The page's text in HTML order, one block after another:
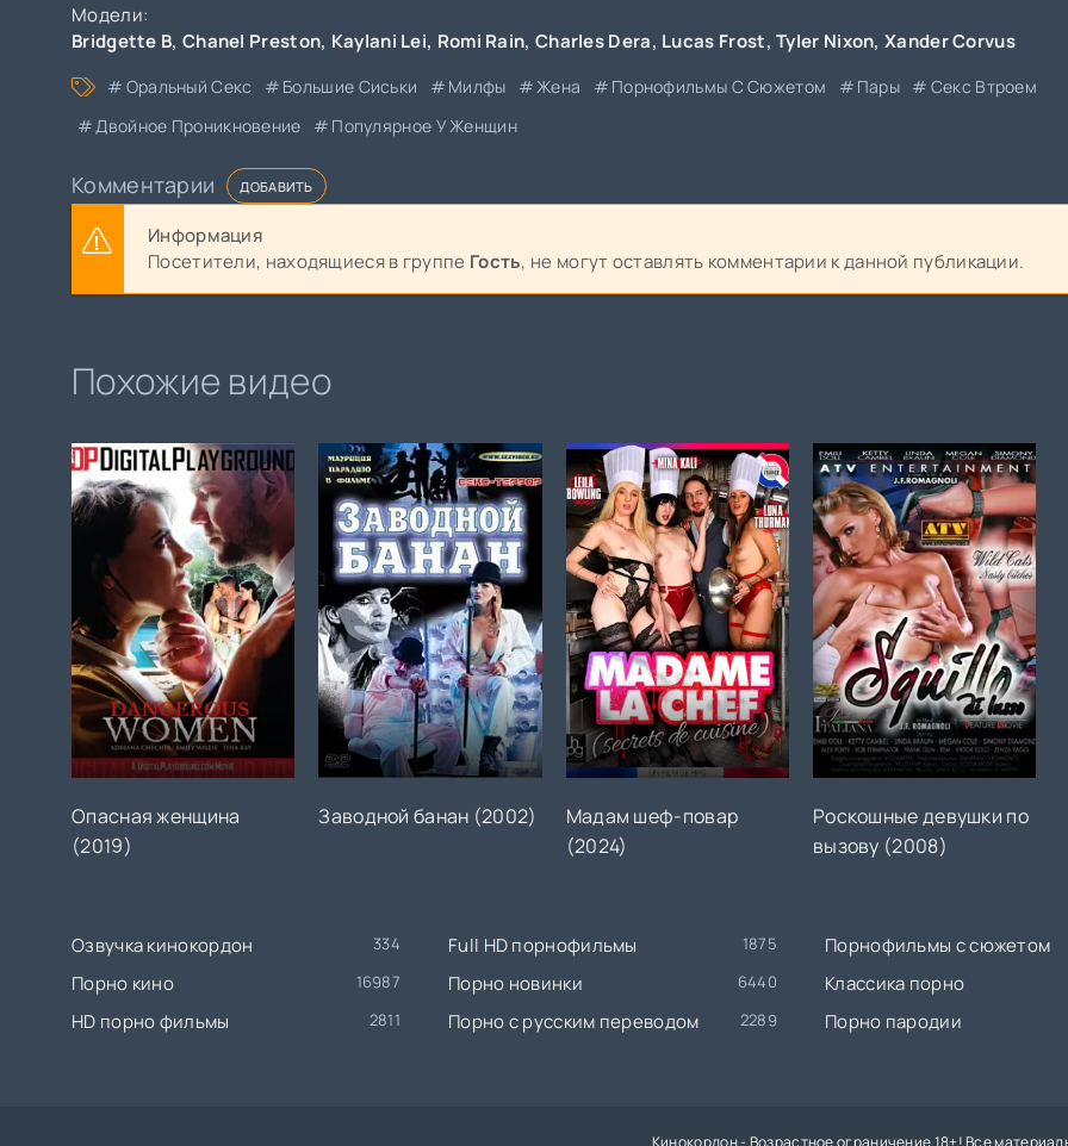
Модели:
Bridgette B, Chanel Preston, Kaylani Lei, Romi Rain, Charles Dera, Lucas Frost,Tyler Nixon,Xander Corvus
Оральный Секс Большие Сиськи Милфы Жена Порнофильмы С Сюжетом Пары
Секс Втроем
Двойное Проникновение
Популярное У Женщин
Комментарии ДОБАВИТЬ
Информация
Посетители, находящиеся в группе Гость, не могут оставлять комментарии к данной публикации.
Похожие видео
Опасная женщина
(2019)
Заводной банан (2002)
Мадам шеф-повар
(2024)
Роскошные девушки по
вызову (2008)
Озвучка кинокордон 334
Порно кино 16987
HD порно фильмы 2811
Full HD порнофильмы 1875
Порно новинки 6440
Порно с русским переводом 2289
Порнофильмы с сюжетом
Классика порно
Порно пародии
Кинокордон - Возрастное ограничение 18+! Все